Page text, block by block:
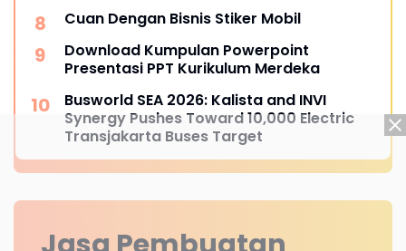
Cuan Dengan Bisnis Stiker Mobil
Download Kumpulan Powerpoint
Presentasi PPT Kurikulum Merdeka
Busworld SEA 2026: Kalista and INVI
Synergy Pushes Toward 10,000 Electric
Transjakarta Buses Target